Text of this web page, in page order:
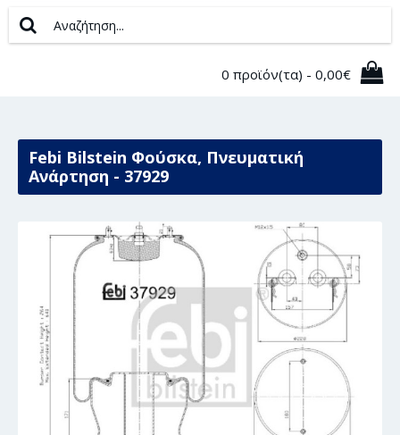
0 προϊόν(τα) - 0,00€
Febi Bilstein Φούσκα, Πνευματική
Ανάρτηση - 37929